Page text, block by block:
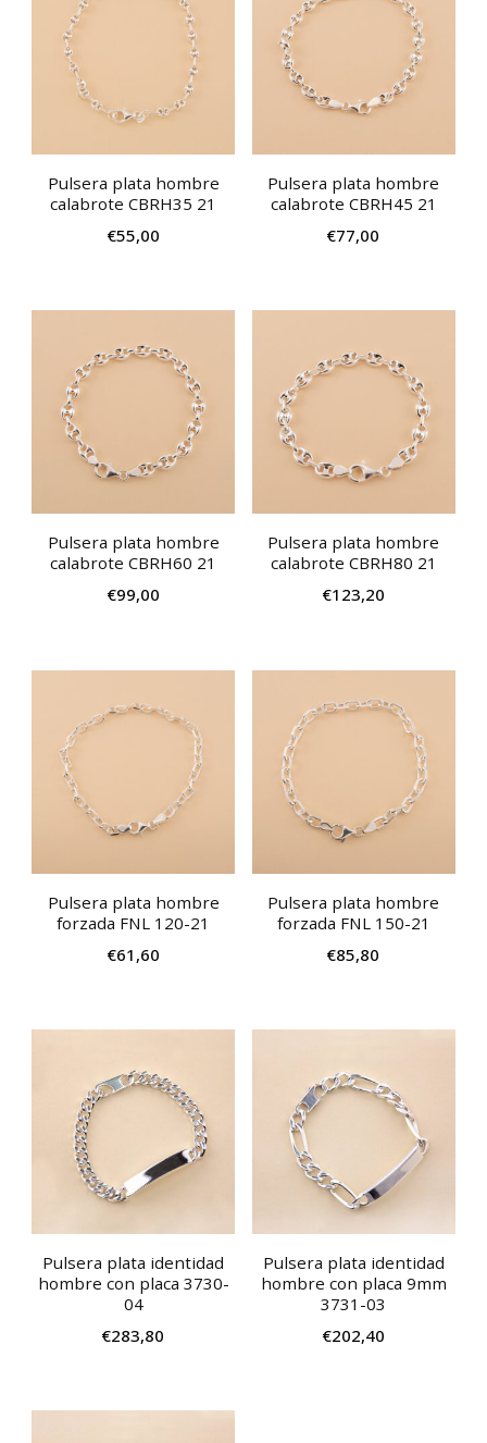
Pulsera plata hombre
calabrote CBRH35 21
€55,00
Pulsera plata hombre
calabrote CBRH45 21
€77,00
Pulsera plata hombre
calabrote CBRH60 21
€99,00
Pulsera plata hombre
calabrote CBRH80 21
€123,20
Pulsera plata hombre
forzada FNL 120-21
€61,60
Pulsera plata hombre
forzada FNL 150-21
€85,80
Pulsera plata identidad
hombre con placa 3730-
04
€283,80
Pulsera plata identidad
hombre con placa 9mm
3731-03
€202,40